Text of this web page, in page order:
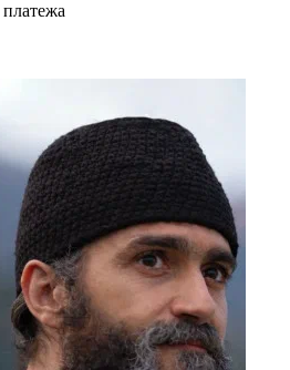
платежа